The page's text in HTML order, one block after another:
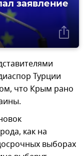
заявление
Турции
что Крым рано
как на
выборах